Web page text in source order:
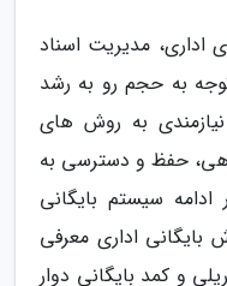
اداری، مدیریت اسناد
به حجم رو به رشد
به روش های
حفظ و دسترسی به
سیستم بایگانی
بایگانی اداری معرفی
و کمد بایگانی دوار